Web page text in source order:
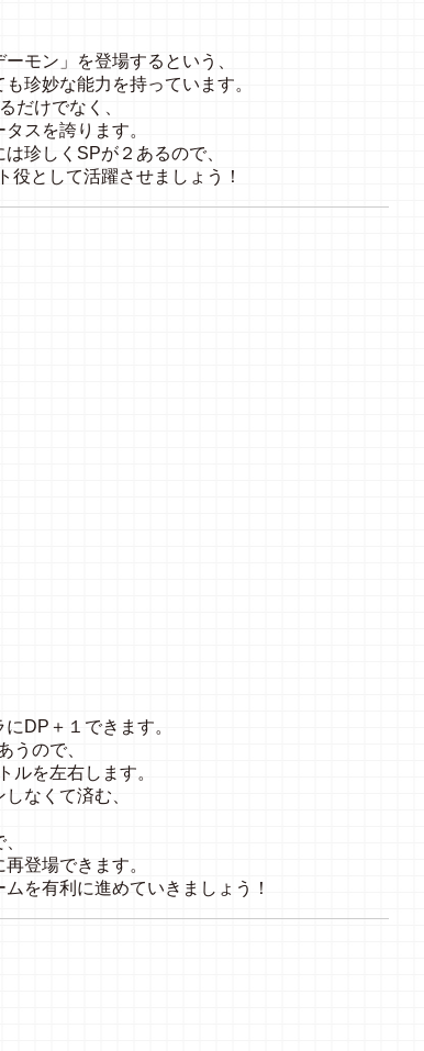
モン」を登場するという、
珍妙な能力を持っています。
だけでなく、
スを誇ります。
珍しくSPが２あるので、
役として活躍させましょう！
DP＋１できます。
うので、
ルを左右します。
なくて済む、
登場できます。
を有利に進めていきましょう！